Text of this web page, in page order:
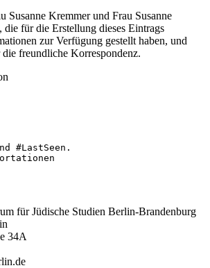
Susanne Kremmer und Frau Susanne
die für die Erstellung dieses Eintrags
zur Verfügung gestellt haben, und
freundliche Korrespondenz.
#LastSeen.
für Jüdische Studien Berlin-Brandenburg
34A